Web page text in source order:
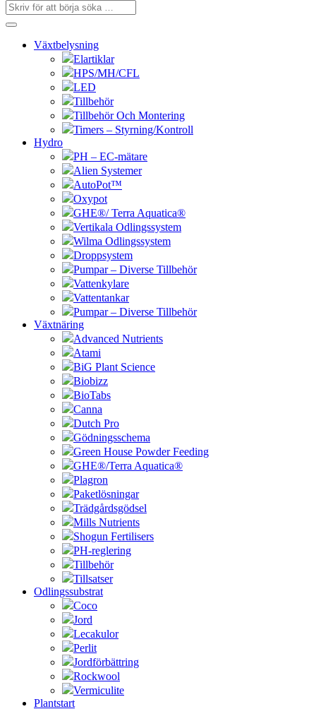
Växtbelysning
Elartiklar
HPS/MH/CFL
LED
Tillbehör
Tillbehör Och Montering
Timers – Styrning/Kontroll
Hydro
PH – EC-mätare
Alien Systemer
AutoPot™
Oxypot
GHE®/ Terra Aquatica®
Vertikala Odlingssystem
Wilma Odlingssystem
Droppsystem
Pumpar – Diverse Tillbehör
Vattenkylare
Vattentankar
Pumpar – Diverse Tillbehör
Växtnäring
Advanced Nutrients
Atami
BiG Plant Science
Biobizz
BioTabs
Canna
Dutch Pro
Gödningsschema
Green House Powder Feeding
GHE®/Terra Aquatica®
Plagron
Paketlösningar
Trädgårdsgödsel
Mills Nutrients
Shogun Fertilisers
PH-reglering
Tillbehör
Tillsatser
Odlingssubstrat
Coco
Jord
Lecakulor
Perlit
Jordförbättring
Rockwool
Vermiculite
Plantstart